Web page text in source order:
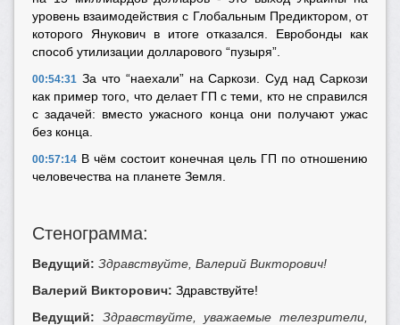
уровень взаимодействия с Глобальным Предиктором, от
которого Янукович в итоге отказался. Евробонды как
способ утилизации долларового “пузыря”.
00:54:31 За что “наехали” на Саркози. Суд над Саркози
как пример того, что делает ГП с теми, кто не справился
с задачей: вместо ужасного конца они получают ужас
без конца.
00:57:14 В чём состоит конечная цель ГП по отношению
человечества на планете Земля.
Стенограмма:
Ведущий: Здравствуйте, Валерий Викторович!
Валерий Викторович: Здравствуйте!
Ведущий:
Здравствуйте, уважаемые телезрители,